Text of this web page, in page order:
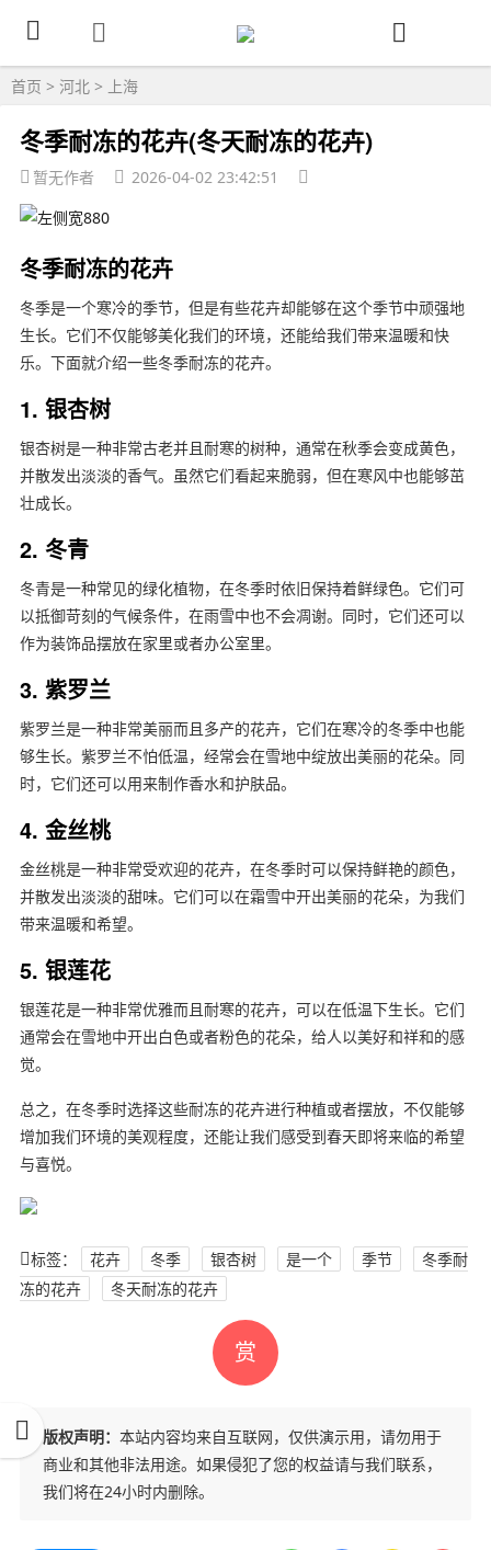
首页 > 河北 > 上海
冬季耐冻的花卉(冬天耐冻的花卉)
暂无作者 2026-04-02 23:42:51
冬季耐冻的花卉
冬季是一个寒冷的季节，但是有些花卉却能够在这个季节中顽强地
生长。它们不仅能够美化我们的环境，还能给我们带来温暖和快
乐。下面就介绍一些冬季耐冻的花卉。
1. 银杏树
银杏树是一种非常古老并且耐寒的树种，通常在秋季会变成黄色，
并散发出淡淡的香气。虽然它们看起来脆弱，但在寒风中也能够茁
壮成长。
2. 冬青
冬青是一种常见的绿化植物，在冬季时依旧保持着鲜绿色。它们可
以抵御苛刻的气候条件，在雨雪中也不会凋谢。同时，它们还可以
作为装饰品摆放在家里或者办公室里。
3. 紫罗兰
紫罗兰是一种非常美丽而且多产的花卉，它们在寒冷的冬季中也能
够生长。紫罗兰不怕低温，经常会在雪地中绽放出美丽的花朵。同
时，它们还可以用来制作香水和护肤品。
4. 金丝桃
金丝桃是一种非常受欢迎的花卉，在冬季时可以保持鲜艳的颜色，
并散发出淡淡的甜味。它们可以在霜雪中开出美丽的花朵，为我们
带来温暖和希望。
5. 银莲花
银莲花是一种非常优雅而且耐寒的花卉，可以在低温下生长。它们
通常会在雪地中开出白色或者粉色的花朵，给人以美好和祥和的感
觉。
总之，在冬季时选择这些耐冻的花卉进行种植或者摆放，不仅能够
增加我们环境的美观程度，还能让我们感受到春天即将来临的希望
与喜悦。
标签： 花卉 冬季 银杏树 是一个 季节
冬季耐
冻的花卉
冬天耐冻的花卉
赏
版权声明： 本站内容均来自互联网，仅供演示用，请勿用于
商业和其他非法用途。如果侵犯了您的权益请与我们联系，
我们将在24小时内删除。